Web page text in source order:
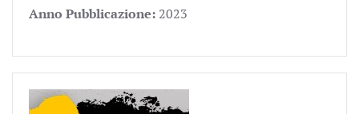
Anno Pubblicazione: 2023